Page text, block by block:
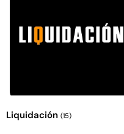
Liquidación (15)